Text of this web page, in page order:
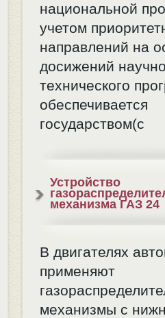
национальной
учетом
направлений на
досижений
технического
обеспечивается
государством(с
Устройство
механизма ГАЗ 24
В двигателях
применяют
механизмы с